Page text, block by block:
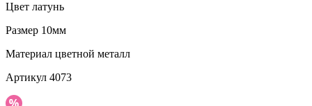
Цвет латунь
Размер 10мм
Материал цветной металл
Артикул 4073